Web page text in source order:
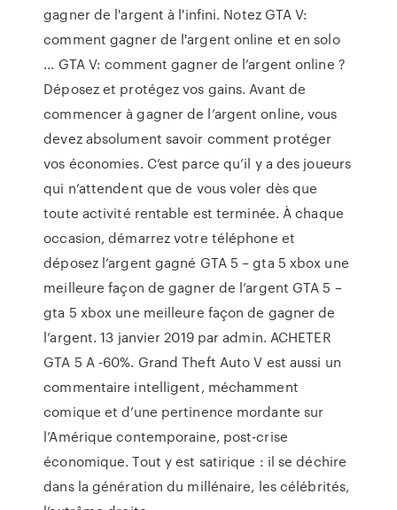
gagner de l'argent à l'infini. Notez GTA V:
comment gagner de l'argent online et en solo
... GTA V: comment gagner de l’argent online ?
Déposez et protégez vos gains. Avant de
commencer à gagner de l’argent online, vous
devez absolument savoir comment protéger
vos économies. C’est parce qu’il y a des joueurs
qui n’attendent que de vous voler dès que
toute activité rentable est terminée. À chaque
occasion, démarrez votre téléphone et
déposez l’argent gagné GTA 5 – gta 5 xbox une
meilleure façon de gagner de l’argent GTA 5 –
gta 5 xbox une meilleure façon de gagner de
l’argent. 13 janvier 2019 par admin. ACHETER
GTA 5 A -60%. Grand Theft Auto V est aussi un
commentaire intelligent, méchamment
comique et d’une pertinence mordante sur
l’Amérique contemporaine, post-crise
économique. Tout y est satirique : il se déchire
dans la génération du millénaire, les célébrités,